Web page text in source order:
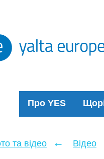
Про YES
та відео ← Відео